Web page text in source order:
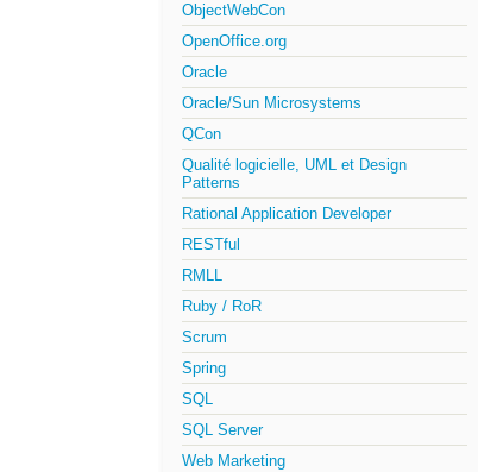
ObjectWebCon
OpenOffice.org
Oracle
Oracle/Sun Microsystems
QCon
Qualité logicielle, UML et Design
Patterns
Rational Application Developer
RESTful
RMLL
Ruby / RoR
Scrum
Spring
SQL
SQL Server
Web Marketing